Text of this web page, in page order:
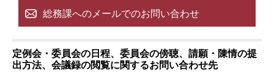
総務課へのメールでのお問い合わせ
定例会・委員会の日程、委員会の傍聴、請願・陳情の提
出方法、会議録の閲覧に関するお問い合わせ先